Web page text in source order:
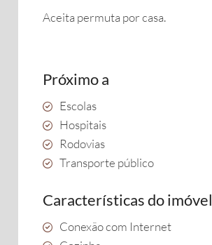
Aceita permuta por casa.
Próximo a
Escolas
Hospitais
Rodovias
Transporte público
Características do imóvel
Conexão com Internet